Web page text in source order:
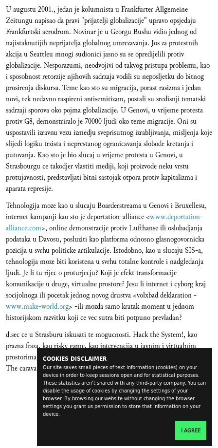
COOKIES DISCLAIMER
Our site saves small pieces of text information (cookies) on your
device in order to keep sessions open and for statistical purposes.
These statistics aren't shared with any third-party company. You can
disable the usage of cookies by changing the settings of your
browser. By browsing our website without changing the browser
settings you grant us permission to store that information on your
device.
I AGREE
U augustu 2001., jedan je kolumnista u Frankfurter Allgemeine
Zeitungu napisao da pravi "prijatelji globalizacije" upravo opsjedaju
Frankfurtski aerodrom. Novinar je u Georgu Bushu vidio jednog od
najistaknutijih neprijatelja globalnog umrezavanja. Jos za protestnih
akcija u Seattleu mnogi sudionici jasno su se opredijelili protiv
globalizacije. Nesporazumi, neodvojivi od takvog pristupa problemu, kao
i sposobnost retorzije njihovih sadrzaja vodili su neposljetku do bitnog
prosirenja diskursa. Teme kao sto su migracija, porast rasizma i jedan
novi, tek nedavno raspireni antisemitizam, postali su sredisnji tematski
sadrzaji sporova oko pojma globalizacije. U Genovi, u vrijeme protesta
protiv G8, demonstriralo je 70000 ljudi oko teme migracije. Oni su
uspostavili izravnu vezu izmedju sveprisutnog izrabljivanja, misljenja koje
slijedi logiku trzista i neprestanog ogranicavanja slobode kretanja i
putovanja. Kao sto je bio slucaj u vrijeme protesta u Genovi, u
Strasbourgu ce takodjer vlastiti mediji, koji proizvode neku vrstu
protujavnosti, predstavljati bitni sastojak otpora protiv kapitalizma i
aparata represije.
Tehnologija moze kao u slucaju Boarderstreama u Genovi i Bruxellesu,
internet kampanji kao sto je deportation-alliance <www.deportation-
alliance.com>, online demonstracije protiv Lufthanse ili oslobadjanja
podataka u Davosu, posluziti kao platforma odnosno glasnogovornicka
pozicija u svrhu politicke artikulacije. Istodobno, kao u slucaju SIS-a,
tehnologija moze biti koristena u svrhu totalne kontrole i nadgledanja
ljudi. Je li tu rijec o proturjecju? Koji je efekt transformacije
komunikacije u druge, virtualne prostore? Jesu li internet i cyborg kraj
socijolnoga ili pocetak jednog novog drustva <volxbad deklaration -
www.make-world.org> -ili mozda samo kratak moment u jednom
historijskom razvitku koji ce vec sutra biti potpuno prevladan?
d.sec ce u Strasburu iskusati te mogucnosti. Hack the System!, kao
prazna fraza, kao risky game, kao intervencija u javnim i virtualnim
prostorima, kao workshop, diskurzivna praksa ili teatralna inscenacija.
The caravan goes on ...